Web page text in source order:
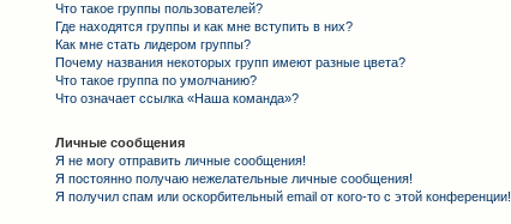
Что такое группы пользователей?
Где находятся группы и как мне вступить в них?
Как мне стать лидером группы?
Почему названия некоторых групп имеют разные цвета?
Что такое группа по умолчанию?
Что означает ссылка «Наша команда»?
Личные сообщения
Я не могу отправить личные сообщения!
Я постоянно получаю нежелательные личные сообщения!
Я получил спам или оскорбительный email от кого-то с этой конференции!